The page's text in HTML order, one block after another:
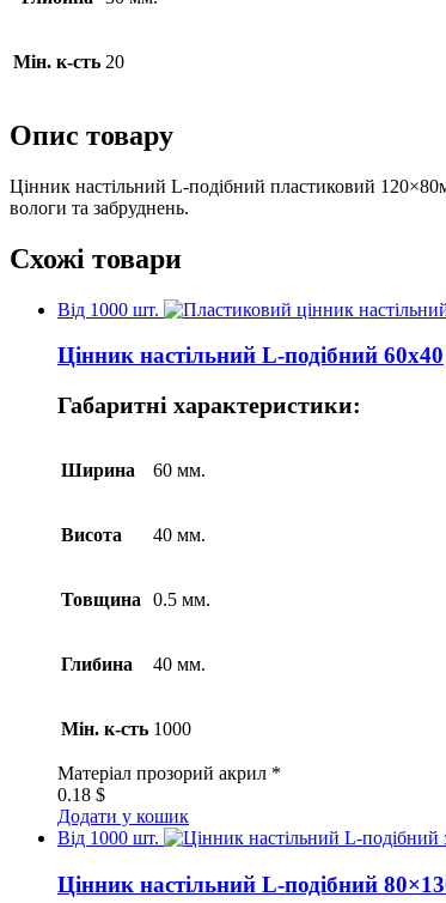
Мін. к-сть 20
Опис товару
Цінник настільний L-подібний пластиковий
вологи та забруднень.
Схожі товари
Від 1000 шт.
Цінник настільний L-подібний 60х40
Габаритні характеристики:
Ширина 60 мм.
Висота 40 мм.
Товщина 0.5 мм.
Глибина 40 мм.
Мін. к-сть 1000
Матеріал прозорий акрил *
0.18 $
Додати у кошик
Від 1000 шт.
Цінник настільний L-подібний